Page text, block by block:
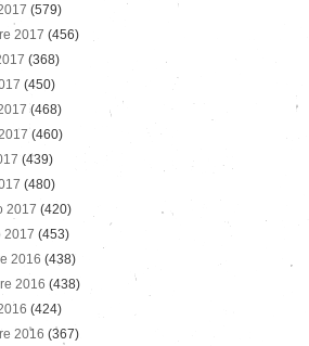
(579)
2017 (456)
(368)
(450)
(468)
(460)
(439)
(480)
2017 (420)
2017 (453)
2016 (438)
2016 (438)
(424)
2016 (367)